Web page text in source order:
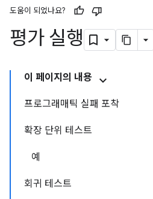
도움이 되었나요?
평가 실행
이 페이지의 내용
프로그래매틱 실패 포착
확장 단위 테스트
예
회귀 테스트